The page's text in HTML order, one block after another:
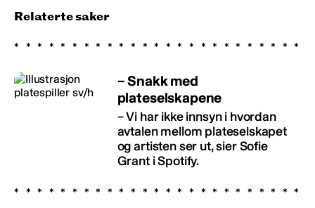
Relaterte saker
– Snakk med
plateselskapene
– Vi har ikke innsyn i hvordan
avtalen mellom plateselskapet
og artisten ser ut, sier Sofie
Grant i Spotify.